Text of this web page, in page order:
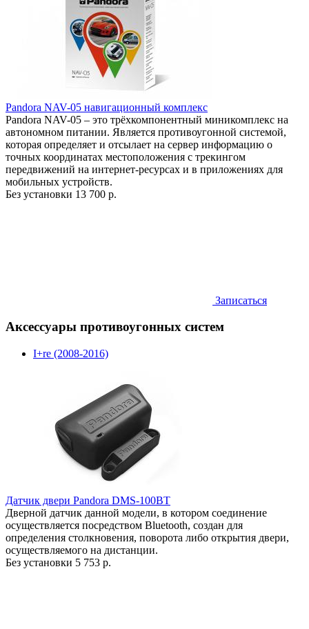
Pandora NAV-05 навигационный комплекс
Pandora NAV-05 – это трёхкомпонентный миникомплекс на
автономном питании. Является противоугонной системой,
которая определяет и отсылает на сервер информацию о
точных координатах местоположения с трекингом
передвижений на интернет-ресурсах и в приложениях для
мобильных устройств.
Без установки 13 700 р.
Записаться
Аксессуары противоугонных систем
I+re (2008-2016)
Датчик двери Pandora DMS-100BT
Дверной датчик данной модели, в котором соединение
осуществляется посредством Bluetooth, создан для
определения столкновения, поворота либо открытия двери,
осуществляемого на дистанции.
Без установки 5 753 р.